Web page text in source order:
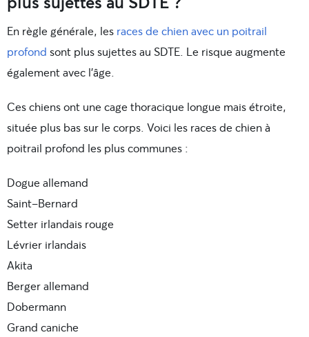
En règle générale, les races de chien avec un poitrail
profond sont plus sujettes au SDTE. Le risque augmente
également avec l’âge.
Ces chiens ont une cage thoracique longue mais étroite,
située plus bas sur le corps. Voici les races de chien à
poitrail profond les plus communes :
Dogue allemand
Saint-Bernard
Setter irlandais rouge
Lévrier irlandais
Akita
Berger allemand
Dobermann
Grand caniche